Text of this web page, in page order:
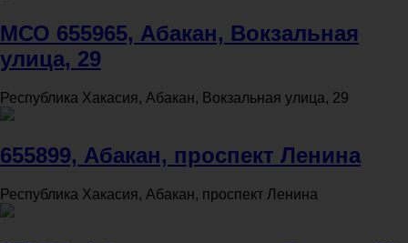
МСО 655965, Абакан, Вокзальная
улица, 29
Республика Хакасия, Абакан, Вокзальная улица, 29
655899, Абакан, проспект Ленина
Республика Хакасия, Абакан, проспект Ленина